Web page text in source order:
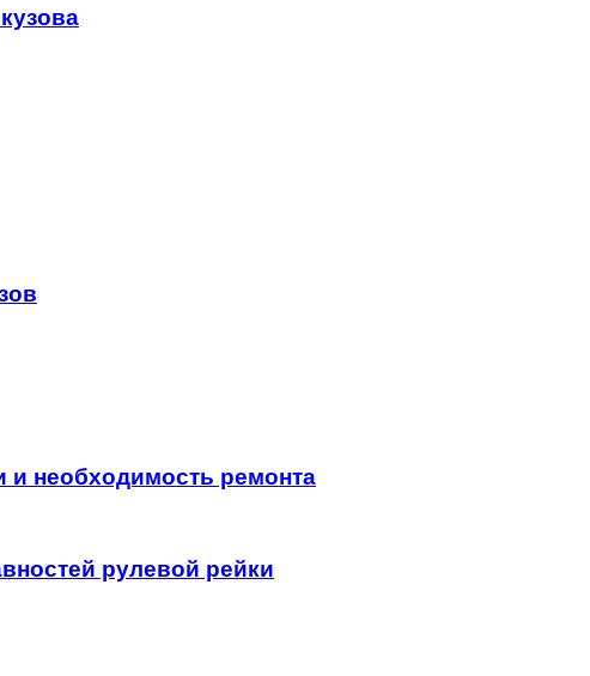
необходимость ремонта
рулевой рейки